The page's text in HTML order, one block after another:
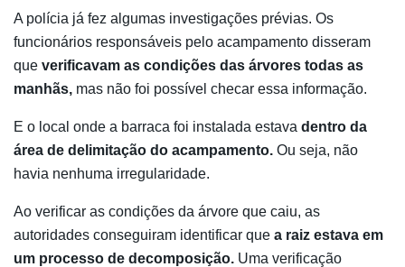
A polícia já fez algumas investigações prévias. Os
funcionários responsáveis pelo acampamento disseram
que verificavam as condições das árvores todas as
manhãs, mas não foi possível checar essa informação.
E o local onde a barraca foi instalada estava dentro da
área de delimitação do acampamento. Ou seja, não
havia nenhuma irregularidade.
Ao verificar as condições da árvore que caiu, as
autoridades conseguiram identificar que a raiz estava em
um processo de decomposição. Uma verificação